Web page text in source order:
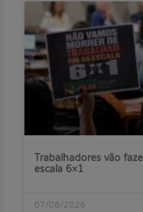
Trabalhadores vão
escala 6×1
07/08/2026